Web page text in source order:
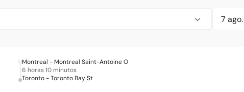
Montreal - Montreal Saint-Antoine O
6 horas 10 minutos
Toronto - Toronto Bay St